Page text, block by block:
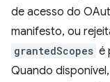
de acesso do
manifesto, ou
grantedScopes é
Quando